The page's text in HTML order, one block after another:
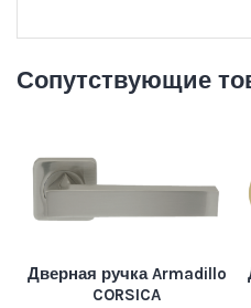
Сопутствующие
Дверная ручка Armadillo
CORSICA